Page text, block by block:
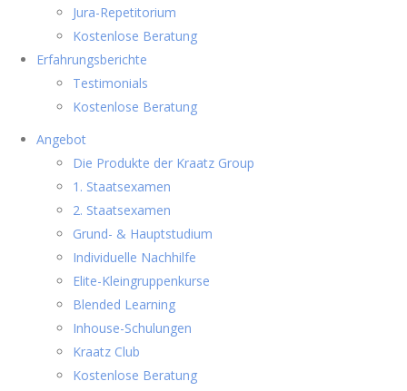
Jura-Repetitorium
Kostenlose Beratung
Erfahrungsberichte
Testimonials
Kostenlose Beratung
Angebot
Die Produkte der Kraatz Group
1. Staatsexamen
2. Staatsexamen
Grund- & Hauptstudium
Individuelle Nachhilfe
Elite-Kleingruppenkurse
Blended Learning
Inhouse-Schulungen
Kraatz Club
Kostenlose Beratung